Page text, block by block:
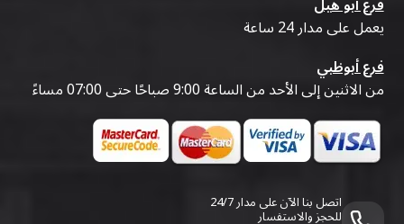
يعمل على مدار 24 ساعة
فرع أبوظبي
من الاثنين إلى الأحد من الساعة 9:00 صباحًا حتى 07:00 مساءً
اتصل بنا الآن على مدار 24/7
للحجز والاستفسار